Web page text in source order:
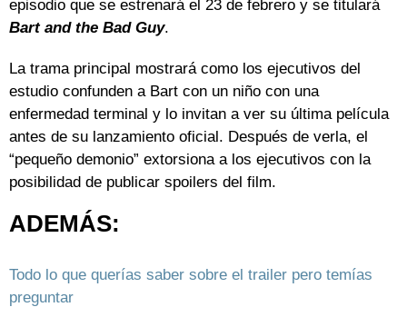
episodio que se estrenará el 23 de febrero y se titulará
Bart and the Bad Guy.
La trama principal mostrará como los ejecutivos del
estudio confunden a Bart con un niño con una
enfermedad terminal y lo invitan a ver su última película
antes de su lanzamiento oficial. Después de verla, el
“pequeño demonio” extorsiona a los ejecutivos con la
posibilidad de publicar spoilers del film.
ADEMÁS:
Todo lo que querías saber sobre el trailer pero temías
preguntar